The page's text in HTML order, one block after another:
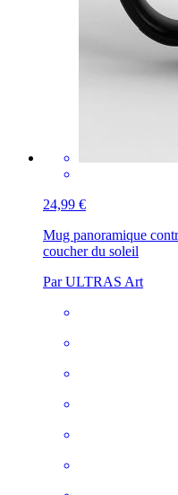
24,99 €
Mug panoramique
coucher du soleil
Par ULTRAS Art